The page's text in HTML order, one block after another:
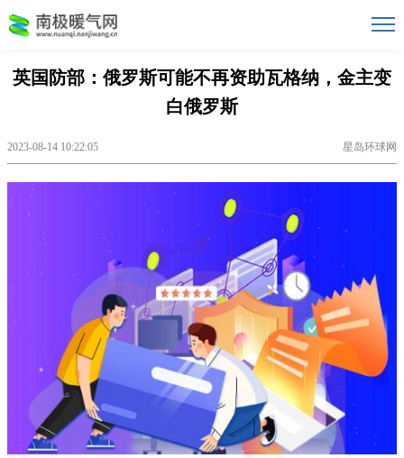
英国防部：俄罗斯可能不再资助瓦格纳，金主变
白俄罗斯
2023-08-14 10:22:05 星岛环球网